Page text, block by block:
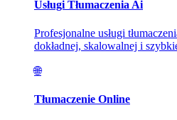
Usługi Tłumaczenia Ai
Profesjonalne usługi
dokładnej, skalowalnej i
🌐
Tłumaczenie Online